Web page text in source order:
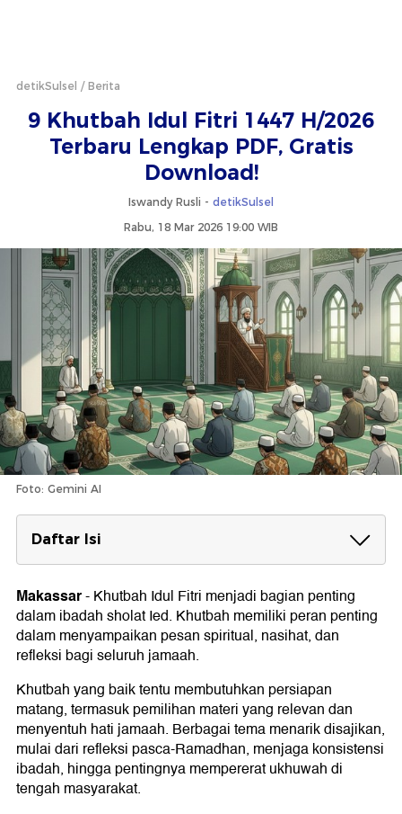
detikSulsel Berita
9 Khutbah Idul Fitri 1447 H/2026
Terbaru Lengkap PDF, Gratis
Download!
Iswandy Rusli - detikSulsel
Rabu, 18 Mar 2026 19:00 WIB
Foto: Gemini AI
Daftar Isi
Kumpulan Teks Khutbah Idul Fitri 1447
H/2026 M Terbaru
Khutbah Idul Fitri 2026 #1: Menuju Jiwa yang Suci
Khutbah Pertama
Khutbah Kedua
Khutbah Idul Fitri 1447 H/2026 #2: Perkara yang
Semestinya Kita lakukan di Hari Raya
Khutbah Pertama
Khutbah Kedua
Khutbah Idul Fitri 1447 H/2026 #3: Dari Ramadhan
menuju Ketakwaan dan Kepedulian Sosial
Khutbah Pertama
Khutbah II
Khutbah Idul Fitri 1447 H/2026 #4: Memperbaiki
Makassar-Khutbah Idul Fitri menjadi bagian penting
dalam ibadah sholat Ied. Khutbah memiliki peran penting
dalam menyampaikan pesan spiritual, nasihat, dan
refleksi bagi seluruh jamaah.
Khutbah yang baik tentu membutuhkan persiapan
matang, termasuk pemilihan materi yang relevan dan
menyentuh hati jamaah. Berbagai tema menarik disajikan,
mulai dari refleksi pasca-Ramadhan, menjaga konsistensi
ibadah, hingga pentingnya mempererat ukhuwah di
tengah masyarakat.